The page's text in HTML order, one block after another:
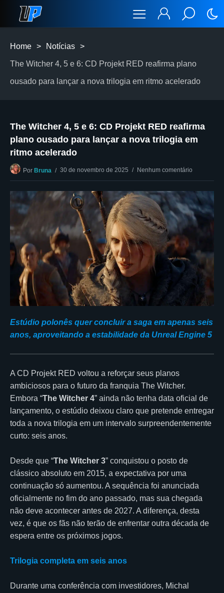
Home > Notícias >
The Witcher 4, 5 e 6: CD Projekt RED reafirma plano
ousado para lançar a nova trilogia em ritmo acelerado
The Witcher 4, 5 e 6: CD Projekt RED reafirma
plano ousado para lançar a nova trilogia em
ritmo acelerado
Por Bruna 30 de novembro de 2025 Nenhum comentário
Estúdio polonês quer concluir a saga em apenas seis
anos, aproveitando a estabilidade da Unreal Engine 5
A CD Projekt RED voltou a reforçar seus planos
ambiciosos para o futuro da franquia The Witcher.
Embora “The Witcher 4” ainda não tenha data oficial de
lançamento, o estúdio deixou claro que pretende entregar
toda a nova trilogia em um intervalo surpreendentemente
curto: seis anos.
Desde que “The Witcher 3” conquistou o posto de
clássico absoluto em 2015, a expectativa por uma
continuação só aumentou. A sequência foi anunciada
oficialmente no fim do ano passado, mas sua chegada
não deve acontecer antes de 2027. A diferença, desta
vez, é que os fãs não terão de enfrentar outra década de
espera entre os próximos jogos.
Trilogia completa em seis anos
Durante uma conferência com investidores, Michal